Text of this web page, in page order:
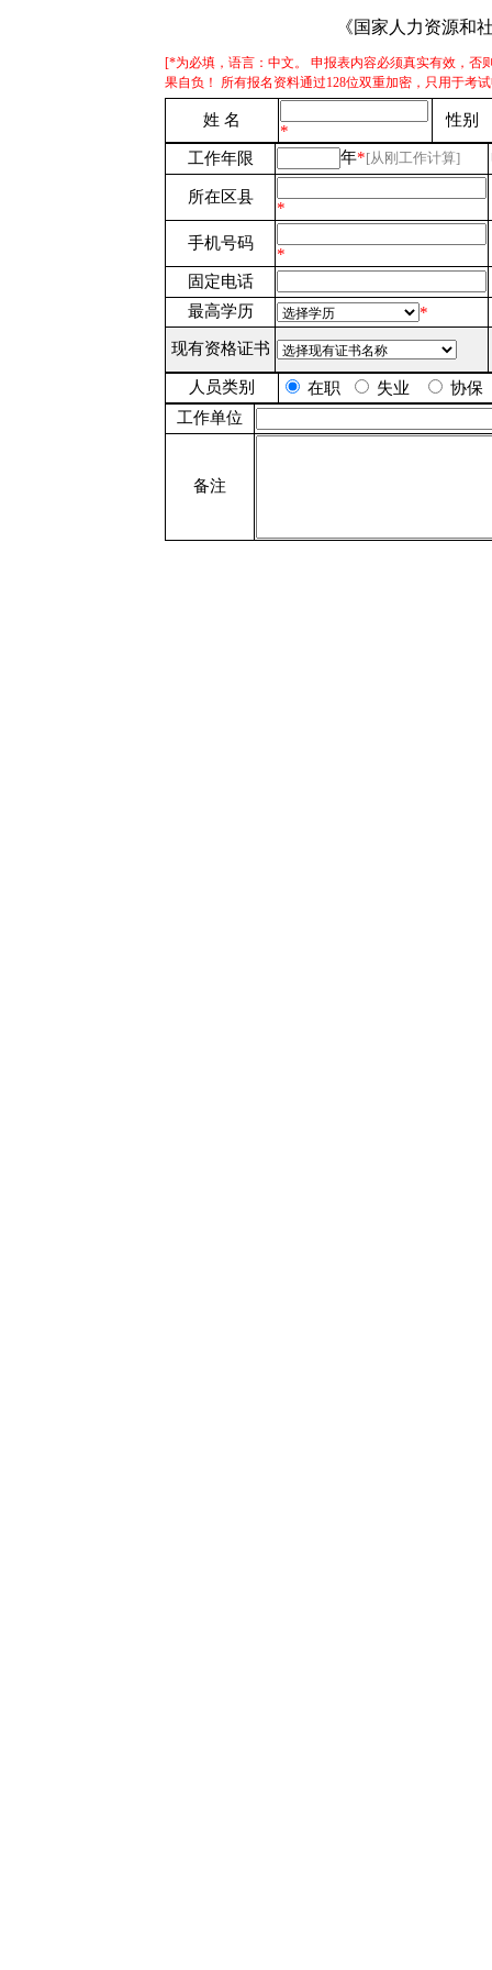
《国家人力资源和
[*为必填，语言：中文。 申报表内容必须真实有效，否
果自负！ 所有报名资料通过128位双重加密，只用于考
姓 名
*
性别
工作年限 年*[从刚工作计算]
所在区县
*
手机号码
*
固定电话
最高学历
*
现有资格证书
人员类别 在职 失业
协保
工作单位
备注